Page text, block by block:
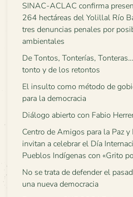
SINAC-ACLAC confirma
264 hectáreas del Yolillal Río
tres denuncias penales por
ambientales
De Tontos, Tonterías,
tonto y de los retontos
El insulto como método de
para la democracia
Diálogo abierto con Fabio
Centro de Amigos para la Paz
invitan a celebrar el Día
Pueblos Indígenas con «Grito
No se trata de defender el
una nueva democracia